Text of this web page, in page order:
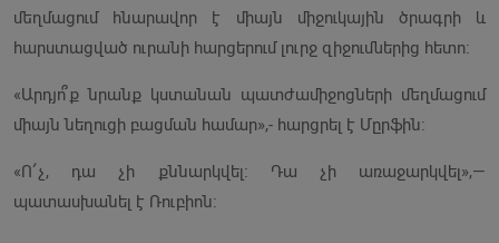
մեղմացում հնարավոր է միայն միջուկային ծրագրի և
հարստացված ուրանի հարցերում լուրջ զիջումներից հետո։
«Արդյո՞ք նրանք կստանան պատժամիջոցների մեղմացում
միայն նեղուցի բացման համար»,- հարցրել է Մըրֆին։
«Ո՛չ, դա չի քննարկվել։ Դա չի առաջարկվել»,—
պատասխանել է Ռուբիոն։